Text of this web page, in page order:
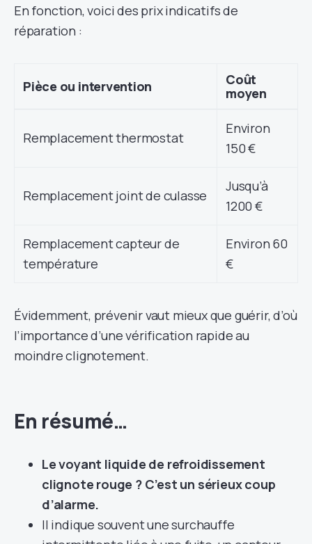
En fonction, voici des prix indicatifs de
réparation :
Pièce ou intervention
Coût
moyen
Remplacement thermostat
Environ
150 €
Remplacement joint de culasse
Jusqu’à
1200 €
Remplacement capteur de
température
Environ 60
€
Évidemment, prévenir vaut mieux que guérir, d’où
l’importance d’une vérification rapide au
moindre clignotement.
En résumé…
Le voyant liquide de refroidissement
clignote rouge ? C’est un sérieux coup
d’alarme.
Il indique souvent une surchauffe